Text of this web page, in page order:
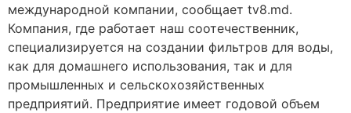
международной компании, сообщает tv8.md.
Компания, где работает наш соотечественник,
специализируется на создании фильтров для воды,
как для домашнего использования, так и для
промышленных и сельскохозяйственных
предприятий. Предприятие имеет годовой объем